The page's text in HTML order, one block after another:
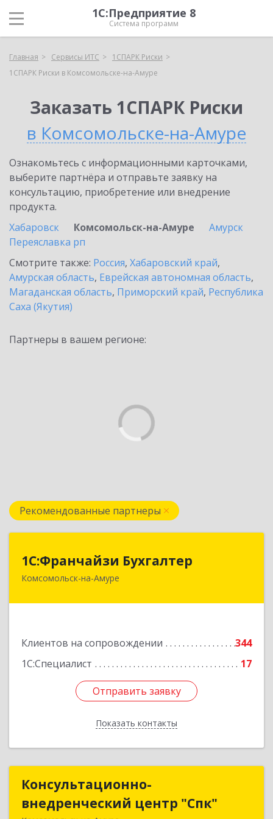
1С:Предприятие 8
Система программ
Главная Сервисы ИТС
1СПАРК Риски
1СПАРК Риски в Комсомольске-на-Амуре
Заказать 1СПАРК Риски
в Комсомольске-на-Амуре
Ознакомьтесь с информационными карточками,
выберите партнёра и отправьте заявку на
консультацию, приобретение или внедрение
продукта.
Хабаровск
Комсомольск-на-Амуре
Амурск
Переяславка рп
Смотрите также: Россия, Хабаровский край,
Амурская область, Еврейская автономная область,
Магаданская область, Приморский край, Республика
Саха (Якутия)
Партнеры в вашем регионе:
Рекомендованные партнеры
1С:Франчайзи Бухгалтер
Комсомольск-на-Амуре
Клиентов на сопровождении
344
1С:Специалист
17
Отправить заявку
Показать контакты
1С:Франчайзи Бухгалтер
681000, Хабаровский край, Комсомольск-на-
Подробнее
Отправить заявку
Назад
Консультационно-
внедренческий центр "Спк"
Консультационно-
внедренческий центр "Спк"